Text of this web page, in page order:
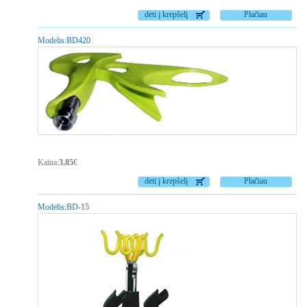
Plačiau
dėti į krepšelį
Modelis:BD420
Kaina:3.85€
Plačiau
dėti į krepšelį
Modelis:BD-15